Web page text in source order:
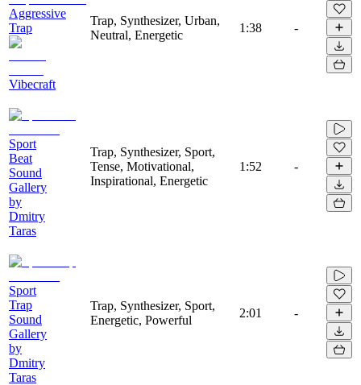
Aggressive
Trap
Vibecraft
Trap, Synthesizer, Urban,
Neutral, Energetic
1:38 -
Sport
Beat
Sound
Gallery
by
Dmitry
Taras
Trap, Synthesizer, Sport,
Tense, Motivational,
Inspirational, Energetic
1:52 -
Sport
Trap
Sound
Gallery
by
Dmitry
Taras
Trap, Synthesizer, Sport,
Energetic, Powerful
2:01 -